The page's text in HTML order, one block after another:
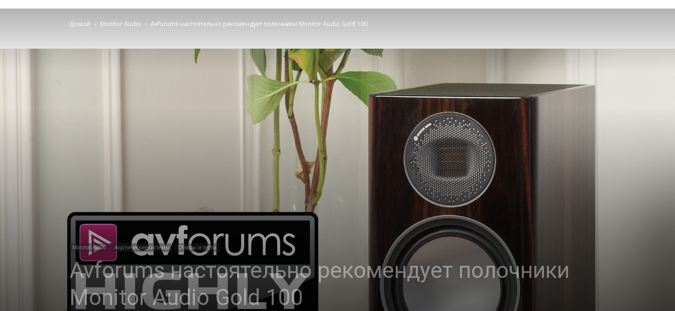
Домой Monitor Audio Avforums настоятельно рекомендует полочники Monitor Audio Gold 100
Monitor Audio Акустические системы Обзоры и тесты
Avforums настоятельно рекомендует полочники
Monitor Audio Gold 100